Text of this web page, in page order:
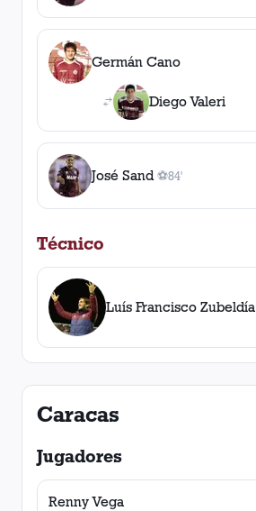
Germán Cano
Diego Valeri
José Sand ⚽
1gol
84'
Técnico
Luís Francisco Zubeldía
Caracas
Jugadores
Renny Vega